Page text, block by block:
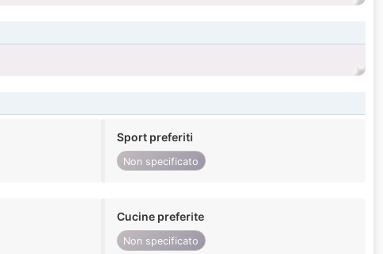
Sport preferiti
Non specificato
Cucine preferite
Non specificato